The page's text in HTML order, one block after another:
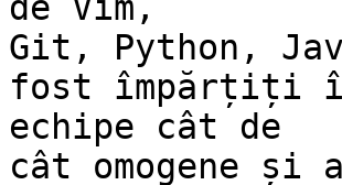
de Vim,
Git, Python,
fost împărțiți
echipe cât de
cât omogene